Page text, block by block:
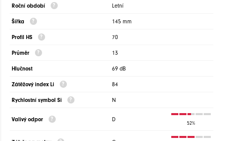
Roční období Letní
Šířka 145 mm
Profil HS 70
Průměr 13
Hlučnost 69 dB
Zátěžový index Li 84
Rychlostní symbol Si N
Valivý odpor D
52%